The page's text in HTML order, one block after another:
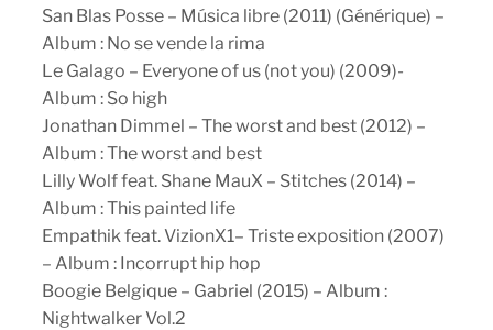
San Blas Posse – Música libre (2011) (Générique) –
Album : No se vende la rima
Le Galago – Everyone of us (not you) (2009)-
Album : So high
Jonathan Dimmel – The worst and best (2012) –
Album : The worst and best
Lilly Wolf feat. Shane MauX – Stitches (2014) –
Album : This painted life
Empathik feat. VizionX1– Triste exposition (2007)
– Album : Incorrupt hip hop
Boogie Belgique – Gabriel (2015) – Album :
Nightwalker Vol.2